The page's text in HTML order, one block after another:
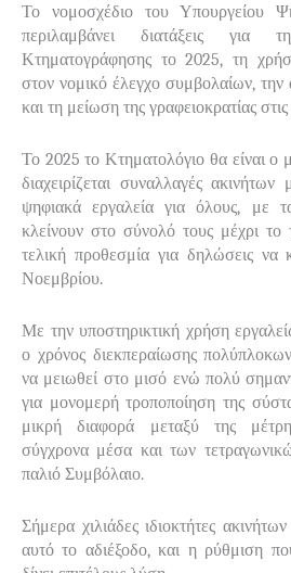
Το νομοσχέδιο του Υπουργείου
περιλαμβάνει διατάξεις για
Κτηματογράφησης το 2025, τη
στον νομικό έλεγχο συμβολαίων, την
και τη μείωση της γραφειοκρατίας
Το 2025 το Κτηματολόγιο θα είναι ο
διαχειρίζεται συναλλαγές ακινήτων
ψηφιακά εργαλεία για όλους, με
κλείνουν στο σύνολό τους μέχρι το
τελική προθεσμία για δηλώσεις να
Νοεμβρίου.
Με την υποστηρικτική χρήση
ο χρόνος διεκπεραίωσης
να μειωθεί στο μισό ενώ πολύ
για μονομερή τροποποίηση της
μικρή διαφορά μεταξύ της
σύγχρονα μέσα και των
παλιό Συμβόλαιο.
Σήμερα χιλιάδες ιδιοκτήτες
αυτό το αδιέξοδο, και η ρύθμιση